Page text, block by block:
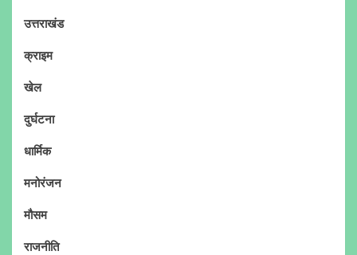
उत्तराखंड
क्राइम
खेल
दुर्घटना
धार्मिक
मनोरंजन
मौसम
राजनीति